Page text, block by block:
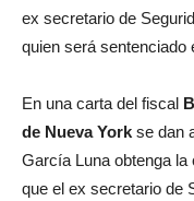
ex secretario de
quien será sentenciado
En una carta del fiscal
de Nueva York se dan
García Luna obtenga
que el ex secretario de